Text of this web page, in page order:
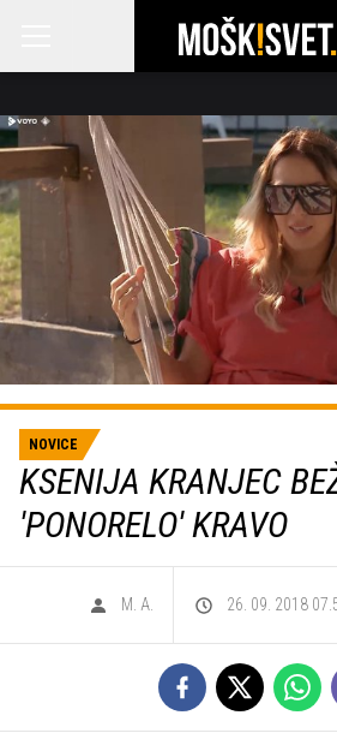
NOVICE
KSENIJA KRANJEC
'PONORELO' KRAVO
M. A. 26. 09. 2018